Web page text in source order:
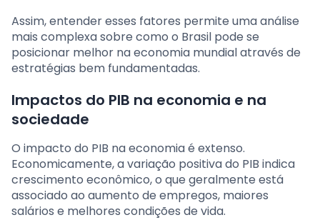
Assim, entender esses fatores permite uma análise
mais complexa sobre como o Brasil pode se
posicionar melhor na economia mundial através de
estratégias bem fundamentadas.
Impactos do PIB na economia e na
sociedade
O impacto do PIB na economia é extenso.
Economicamente, a variação positiva do PIB indica
crescimento econômico, o que geralmente está
associado ao aumento de empregos, maiores
salários e melhores condições de vida.